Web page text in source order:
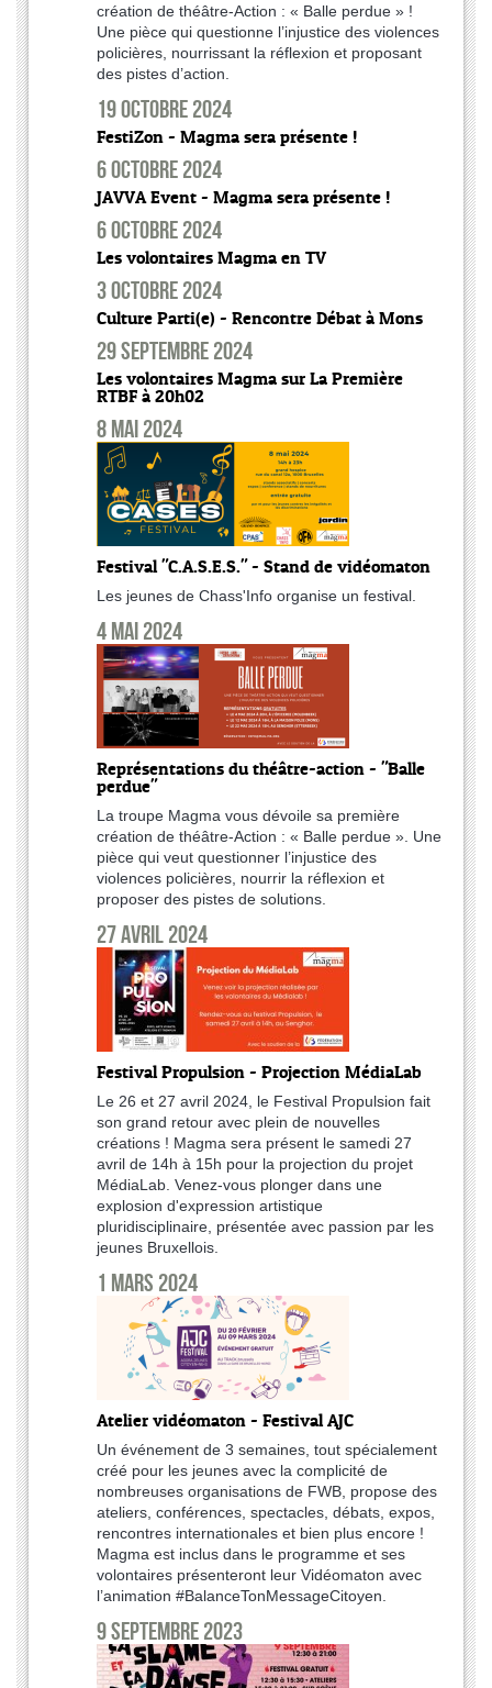
création de théâtre-Action : « Balle perdue » !
Une pièce qui questionne l’injustice des violences
policières, nourrissant la réflexion et proposant
des pistes d’action.
19 octobre 2024
FestiZon - Magma sera présente !
6 octobre 2024
JAVVA Event - Magma sera présente !
6 octobre 2024
Les volontaires Magma en TV
3 octobre 2024
Culture Parti(e) - Rencontre Débat à Mons
29 septembre 2024
Les volontaires Magma sur La Première
RTBF à 20h02
8 mai 2024
Festival "C.A.S.E.S." - Stand de vidéomaton
Les jeunes de Chass'Info organise un festival.
4 mai 2024
Représentations du théâtre-action - "Balle
perdue"
La troupe Magma vous dévoile sa première
création de théâtre-Action : « Balle perdue ». Une
pièce qui veut questionner l’injustice des
violences policières, nourrir la réflexion et
proposer des pistes de solutions.
27 avril 2024
Festival Propulsion - Projection MédiaLab
Le 26 et 27 avril 2024, le Festival Propulsion fait
son grand retour avec plein de nouvelles
créations ! Magma sera présent le samedi 27
avril de 14h à 15h pour la projection du projet
MédiaLab. Venez-vous plonger dans une
explosion d'expression artistique
pluridisciplinaire, présentée avec passion par les
jeunes Bruxellois.
1 mars 2024
Atelier vidéomaton - Festival AJC
Un événement de 3 semaines, tout spécialement
créé pour les jeunes avec la complicité de
nombreuses organisations de FWB, propose des
ateliers, conférences, spectacles, débats, expos,
rencontres internationales et bien plus encore !
Magma est inclus dans le programme et ses
volontaires présenteront leur Vidéomaton avec
l’animation #BalanceTonMessageCitoyen.
9 septembre 2023